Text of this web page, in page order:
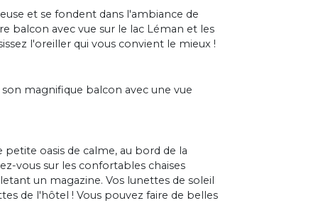
et se fondent dans l'ambiance de
balcon avec vue sur le lac Léman et les
l'oreiller qui vous convient le mieux !
magnifique balcon avec une vue
oasis de calme, au bord de la
vous sur les confortables chaises
un magazine. Vos lunettes de soleil
de l'hôtel ! Vous pouvez faire de belles